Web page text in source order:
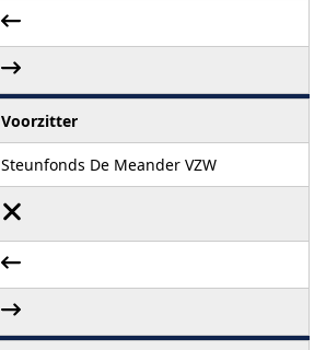
Voorzitter
Steunfonds De Meander VZW